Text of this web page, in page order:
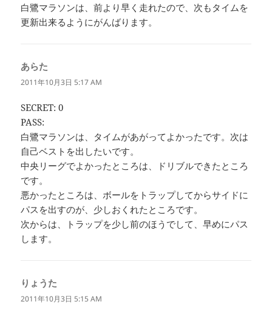
白鷺マラソンは、前より早く走れたので、次もタイムを
更新出来るようにがんばります。
あらた
り:
2011年10月3日 5:17 AM
SECRET: 0
PASS:
白鷺マラソンは、タイムがあがってよかったです。次は
自己ベストを出したいです。
中央リーグでよかったところは、ドリブルできたところ
です。
悪かったところは、ボールをトラップしてからサイドに
パスを出すのが、少しおくれたところです。
次からは、トラップを少し前のほうでして、早めにパス
します。
りょうた
り:
2011年10月3日 5:15 AM